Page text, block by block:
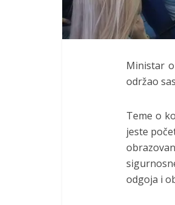
Ministar
održao
Teme o
jeste
odgoja i